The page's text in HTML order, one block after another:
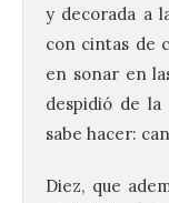
y decorada a
con cintas de
en sonar en
despidió de
sabe hacer:
Diez, que
La UPSA
creación
Concurso